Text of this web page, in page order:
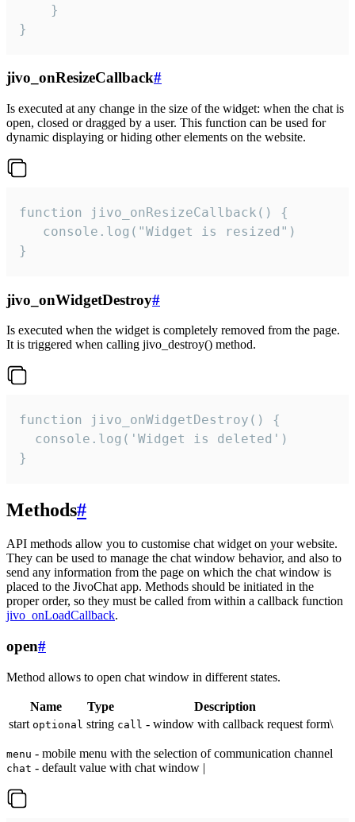
    }
}
jivo_onResizeCallback#
Is executed at any change in the size of the widget: when the chat is
open, closed or dragged by a user. This function can be used for
dynamic displaying or hiding other elements on the website.
function jivo_onResizeCallback() {
   console.log("Widget is resized")
}
jivo_onWidgetDestroy#
Is executed when the widget is completely removed from the page.
It is triggered when calling jivo_destroy() method.
function jivo_onWidgetDestroy() {
  console.log('Widget is deleted')
}
Methods#
API methods allow you to customise chat widget on your website.
They can be used to manage the chat window behavior, and also to
send any information from the page on which the chat window is
placed to the JivoChat app. Methods should be initiated in the
proper order, so they must be called from within a callback function
jivo_onLoadCallback.
open#
Method allows to open chat window in different states.
Name Type
Description
start optional string call - window with callback request form\
menu - mobile menu with the selection of communication channel
chat - default value with chat window |